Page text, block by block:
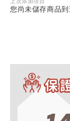
您尚未儲存商品到